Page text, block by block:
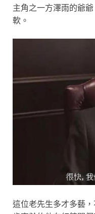
主角之一方澤雨的爺
軟。
這位老先生多才多藝